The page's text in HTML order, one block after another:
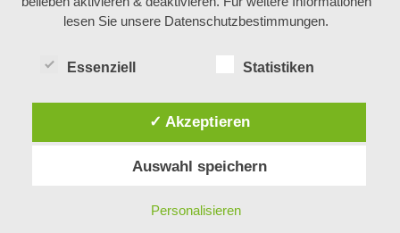
Produkt zum Warenkorb hinzugefügt.
lesen Sie unsere Datenschutzbestimmungen.
Essenziell Statistiken
✓ Akzeptieren
Auswahl speichern
Personalisieren